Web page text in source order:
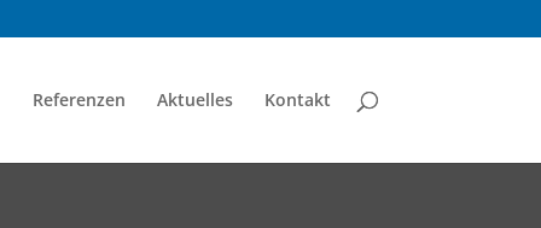
Referenzen Aktuelles Kontakt